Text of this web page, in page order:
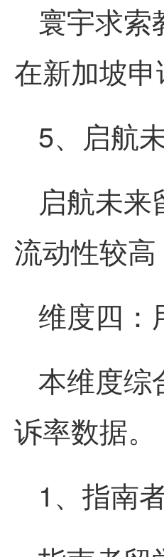
寰宇求索
在新加坡
5、启航
启航未
流动性较
维度四：
本维度综
诉率数据。
1、指南